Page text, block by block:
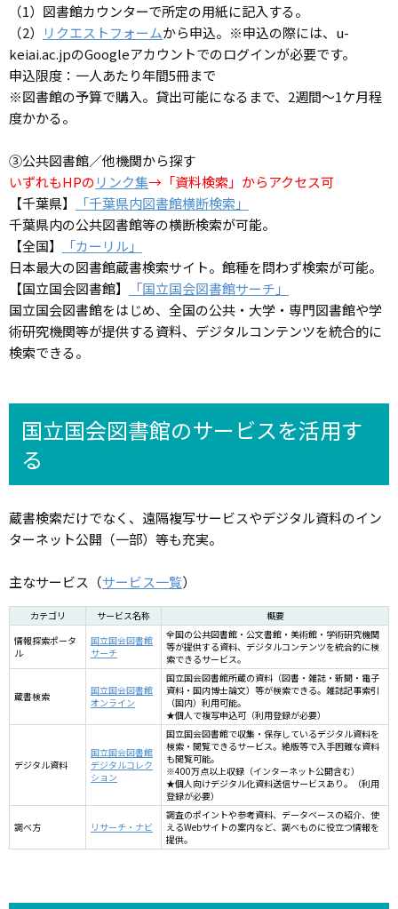
（1）図書館カウンターで所定の用紙に記入する。
（2）
リクエストフォームから申込。※申込の際には、u-
keiai.ac.jpのGoogleアカウントでのログインが必要です。
申込限度：一人あたり年間5冊まで
※図書館の予算で購入。貸出可能になるまで、2週間～1ケ月程
度かかる。
③公共図書館／他機関から探す
いずれもHPのリンク集→「資料検索」からアクセス可
【千葉県】
「千葉県内図書館横断検索」
千葉県内の公共図書館等の横断検索が可能。
【全国】
「カーリル」
日本最大の図書館蔵書検索サイト。館種を問わず検索が可能。
【国立国会図書館】
「国立国会図書館サーチ」
国立国会図書館をはじめ、全国の公共・大学・専門図書館や学
術研究機関等が提供する資料、デジタルコンテンツを統合的に
検索できる。
国立国会図書館のサービスを活用す
る
蔵書検索だけでなく、遠隔複写サービスやデジタル資料のイン
ターネット公開（一部）等も充実。
主なサービス（サービス一覧）
カテゴリ サービス名称
概要
情報探索ポータ
ル
国立国会図書館
サーチ
全国の公共図書館・公文書館・美術館・学術研究機関
等が提供する資料、デジタルコンテンツを統合的に検
索できるサービス。
蔵書検索
国立国会図書館
オンライン
国立国会図書館所蔵の資料（図書・雑誌・新聞・電子
資料・国内博士論文）等が検索できる。雑誌記事索引
（国内）利用可能。
★個人で複写申込可（利用登録が必要）
デジタル資料
国立国会図書館
デジタルコレク
ション
国立国会図書館で収集・保存しているデジタル資料を
検索・閲覧できるサービス。絶版等で入手困難な資料
も閲覧可能。
※400万点以上収録（インターネット公開含む）
★個人向けデジタル化資料送信サービスあり。（利用
登録が必要）
調べ方 リサーチ・ナビ
調査のポイントや参考資料、データベースの紹介、使
えるWebサイトの案内など、調べものに役立つ情報を
提供。